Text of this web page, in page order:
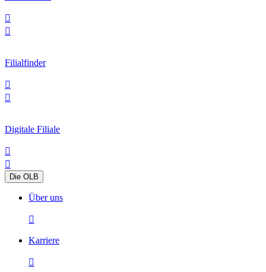


Filialfinder


Digitale Filiale


Die OLB
Über uns

Karriere
